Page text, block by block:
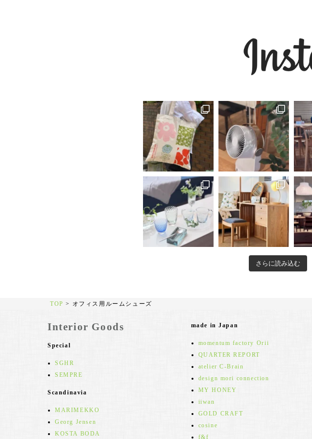
さらに読み込む
TOP > オフィス用ルームシューズ
Interior Goods
Special
SGHR
SEMPRE
Scandinavia
MARIMEKKO
Georg Jensen
KOSTA BODA
made in Japan
momentum factory Orii
QUARTER REPORT
atelier C-Brain
design mori connection
MY HONEY
iiwan
GOLD CRAFT
cosine
f&f